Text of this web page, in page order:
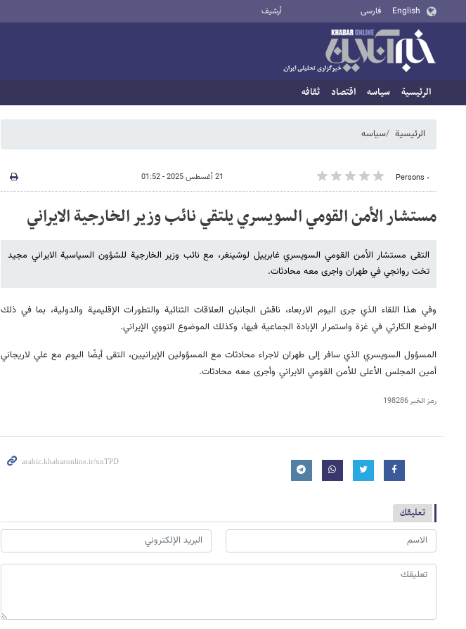
English فارسی أرشيف
الرئيسية سیاسه اقتصاد ثقافه
الرئيسية سیاسه
٠ Persons 21 أغسطس 2025 - 01:52
مستشار الأمن القومي السويسري يلتقي نائب وزير الخارجية الايراني
التقى مستشار الأمن القومي السويسري غابرييل لوشينغر، مع نائب وزير الخارجية للشؤون السياسية الايراني مجيد
تخت روانجي في طهران واجرى معه محادثات.
وفي هذا اللقاء الذي جرى اليوم الاربعاء، ناقش الجانبان العلاقات الثنائية والتطورات الإقليمية والدولية، بما في ذلك
الوضع الكارثي في غزة واستمرار الإبادة الجماعية فيها، وكذلك الموضوع النووي الإيراني.
المسؤول السويسري الذي سافر إلى طهران لاجراء محادثات مع المسؤولين الإيرانيين، التقى أيضًا اليوم مع علي لاريجاني
أمين المجلس الأعلى للأمن القومي الايراني وأجرى معه محادثات.
رمز الخبر198286
تعليقك